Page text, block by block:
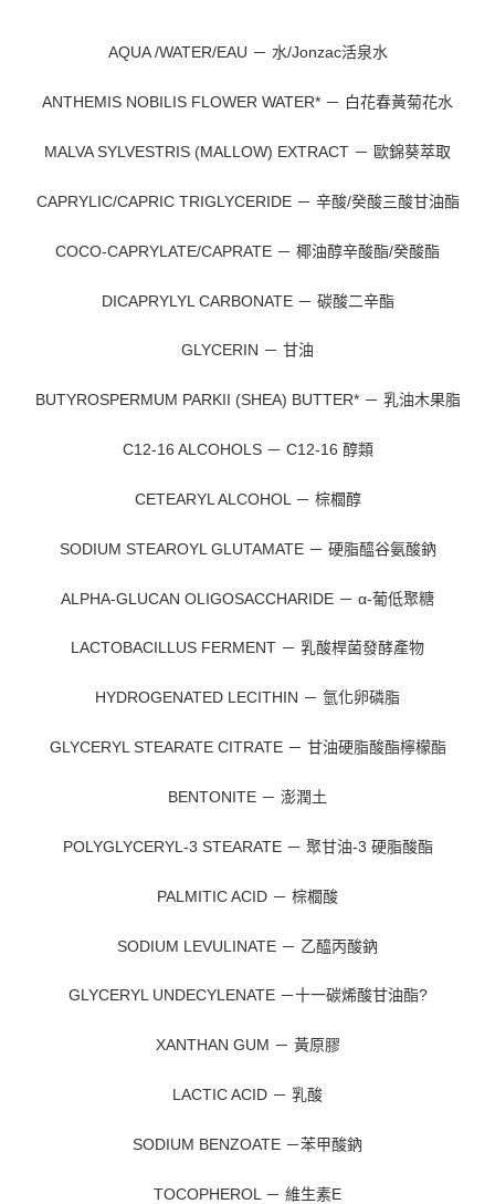
AQUA /WATER/EAU － 水/Jonzac活泉水
ANTHEMIS NOBILIS FLOWER WATER* － 白花春黃菊花水
MALVA SYLVESTRIS (MALLOW) EXTRACT － 歐錦葵萃取
CAPRYLIC/CAPRIC TRIGLYCERIDE － 辛酸/癸酸三酸甘油酯
COCO-CAPRYLATE/CAPRATE － 椰油醇辛酸酯/癸酸酯
DICAPRYLYL CARBONATE － 碳酸二辛酯
GLYCERIN － 甘油
BUTYROSPERMUM PARKII (SHEA) BUTTER* － 乳油木果脂
C12-16 ALCOHOLS － C12-16 醇類
CETEARYL ALCOHOL － 棕櫚醇
SODIUM STEAROYL GLUTAMATE － 硬脂醯谷氨酸鈉
ALPHA-GLUCAN OLIGOSACCHARIDE － α-葡低聚糖
LACTOBACILLUS FERMENT － 乳酸桿菌發酵產物
HYDROGENATED LECITHIN － 氫化卵磷脂
GLYCERYL STEARATE CITRATE － 甘油硬脂酸酯檸檬酯
BENTONITE － 澎潤土
POLYGLYCERYL-3 STEARATE － 聚甘油-3 硬脂酸酯
PALMITIC ACID － 棕櫚酸
SODIUM LEVULINATE － 乙醯丙酸鈉
GLYCERYL UNDECYLENATE －十一碳烯酸甘油酯?
XANTHAN GUM － 黃原膠
LACTIC ACID － 乳酸
SODIUM BENZOATE －苯甲酸鈉
TOCOPHEROL － 維生素E